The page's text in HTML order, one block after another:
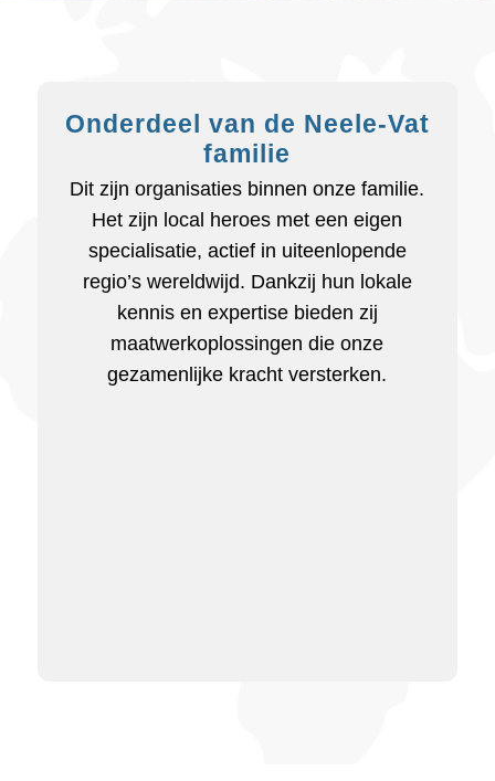
Onderdeel van de Neele-Vat
familie
Dit zijn organisaties binnen onze familie.
Het zijn local heroes met een eigen
specialisatie, actief in uiteenlopende
regio’s wereldwijd. Dankzij hun lokale
kennis en expertise bieden zij
maatwerkoplossingen die onze
gezamenlijke kracht versterken.